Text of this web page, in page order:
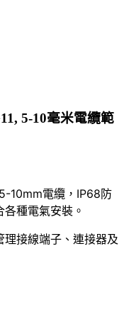
5-10毫米電纜範
10mm電纜，IP68防
種電氣安裝。
理接線端子、連接器及